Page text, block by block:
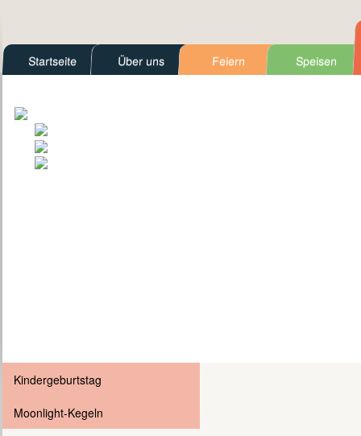
Startseite Über uns Feiern Speisen
Kindergeburtstag
Moonlight-Kegeln